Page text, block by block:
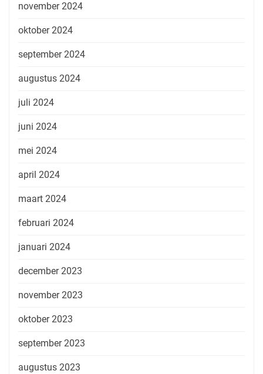
november 2024
oktober 2024
september 2024
augustus 2024
juli 2024
juni 2024
mei 2024
april 2024
maart 2024
februari 2024
januari 2024
december 2023
november 2023
oktober 2023
september 2023
augustus 2023